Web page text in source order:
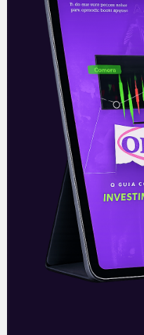
votos a 3, a
ministro Edson
Leia mais
16/04/2021